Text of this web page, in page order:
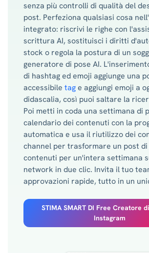
senza più controlli di qualità del
post. Perfeziona qualsiasi cosa
integrato: riscrivi le righe con
scrittura AI, sostituisci i diritti
stock o regola la postura di un
generatore di pose AI.
di hashtag ed emoji aggiunge una
accessibile tage aggiungi emoji a
didascalia, così puoi saltare la
Poi metti in coda una settimana di
calendario dei contenuti con la
automatica e usa il riutilizzo dei
channel per trasformare un post
contenuti per un'intera settimana
network in due clic. Invita il tuo
approvazioni rapide, tutto in un
STIMA SMART DI Free Creatore
Instagram